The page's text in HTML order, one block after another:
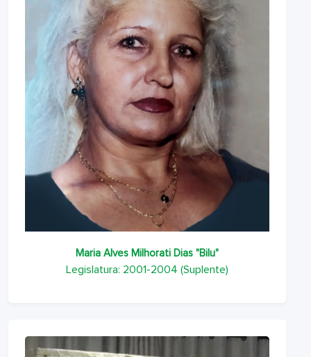
Maria Alves Milhorati Dias "Bilu"
Legislatura: 2001-2004 (Suplente)